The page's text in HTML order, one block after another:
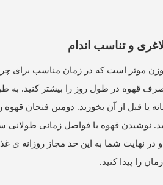
و تناسب اندام
موثر است که در زمان مناسب برای
قهوه در طول روز را بیشتر کنید. به
یا قبل از آن بخورید. دومین فنجان قهوه
نوشیدن قهوه با فواصل زمانی
نهایت شما به این حد مجاز روزانه ی
را پیدا کنید.